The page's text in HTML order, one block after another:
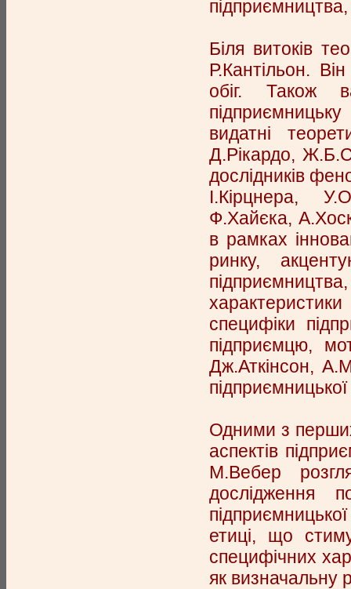
підприємництва,
Біля витоків
Р.Кантільон.
обіг. Також
видатні
Д.Рікардо,
дослідників
І.Кірцнера,
Ф.Хайєка,
в рамках
ринку,
специфіки
підприємцю,
Дж.Аткінсон,
Одними з
аспектів
М.Вебер
дослідження
етиці, що
специфічних
як визначальну